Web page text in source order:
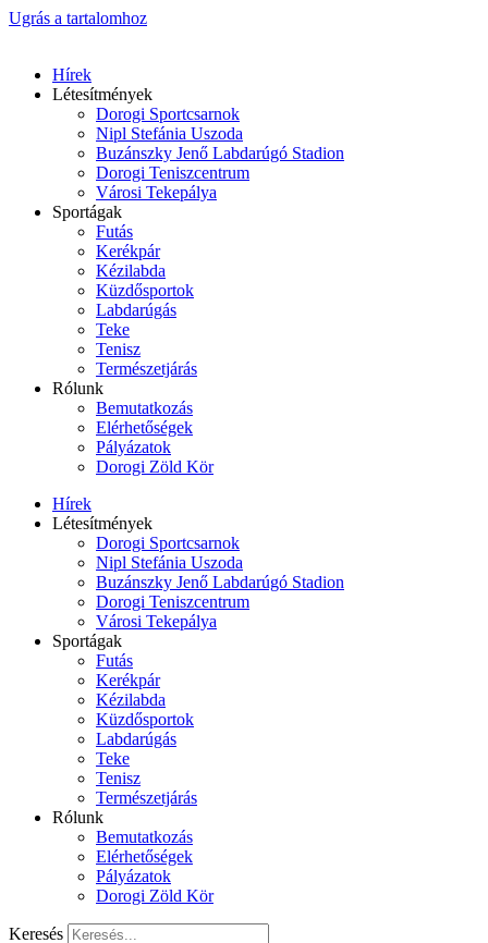
Ugrás a tartalomhoz
Hírek
Létesítmények
Dorogi Sportcsarnok
Nipl Stefánia Uszoda
Buzánszky Jenő Labdarúgó Stadion
Dorogi Teniszcentrum
Városi Tekepálya
Sportágak
Futás
Kerékpár
Kézilabda
Küzdősportok
Labdarúgás
Teke
Tenisz
Természetjárás
Rólunk
Bemutatkozás
Elérhetőségek
Pályázatok
Dorogi Zöld Kör
Hírek
Létesítmények
Dorogi Sportcsarnok
Nipl Stefánia Uszoda
Buzánszky Jenő Labdarúgó Stadion
Dorogi Teniszcentrum
Városi Tekepálya
Sportágak
Futás
Kerékpár
Kézilabda
Küzdősportok
Labdarúgás
Teke
Tenisz
Természetjárás
Rólunk
Bemutatkozás
Elérhetőségek
Pályázatok
Dorogi Zöld Kör
Keresés